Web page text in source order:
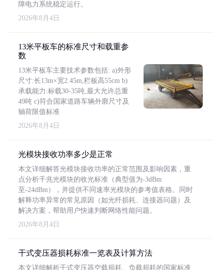
障电力系统稳定运行。
2026年8月4日
13米平板车的标准尺寸和载重参
数
13米平板车主要技术参数包括: a)外形
尺寸:长13m×宽2.45m,栏板高55cm b)
承载能力:标载30-35吨,最大允许总重
49吨 c)符合国家道路车辆外廓尺寸及
轴荷限值标准
2026年8月4日
光模块接收功率多少是正常
本文详细解答光模块接收功率的正常范围及影响因素，重
点分析千兆光模块的收光标准（典型值为-3dBm
至-24dBm），并提供不同速率光模块的参考值表格。同时
解释功率异常的常见原因（如光纤损耗、连接器问题）及
解决方案，帮助用户快速判断网络性能问题。
2026年8月4日
干式变压器损耗标准一览表及计算方法
本文详细解析干式变压器空载损耗、负载损耗的国家标准